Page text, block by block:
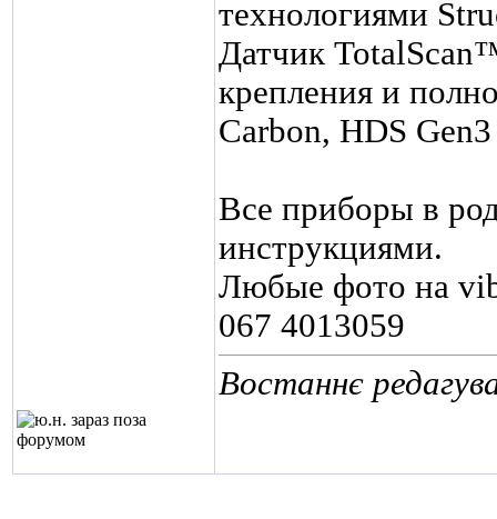
технологиями
Датчик
крепления и
Carbon, HDS
Все приборы в
инструкциями.
Любые фото на
067 4013059
Востаннє